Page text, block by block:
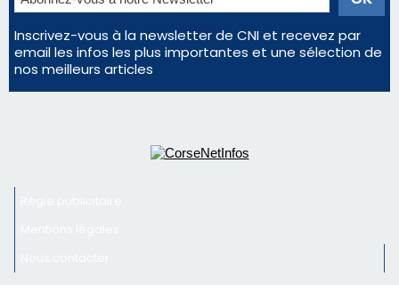
Inscrivez-vous à la newsletter de CNI et recevez par
email les infos les plus importantes et une sélection de
nos meilleurs articles